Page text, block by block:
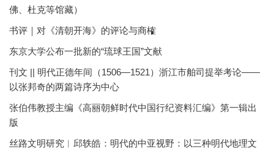
佛、杜克等馆藏）
书评｜对《清朝开海》的评论与商榷
东京大学公布一批新的“琉球王国”文献
刊文 || 明代正德年间（1506—1521）浙江市舶司提举考论——
以张邦奇的两篇诗序为中心
张伯伟教授主编《高丽朝鲜时代中国行纪资料汇编》第一辑出
版
丝路文明研究︱邱轶皓：明代的中亚视野：以三种明代地理文